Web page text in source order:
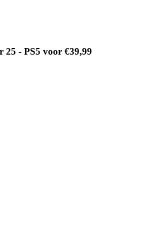
- PS5 voor €39,99